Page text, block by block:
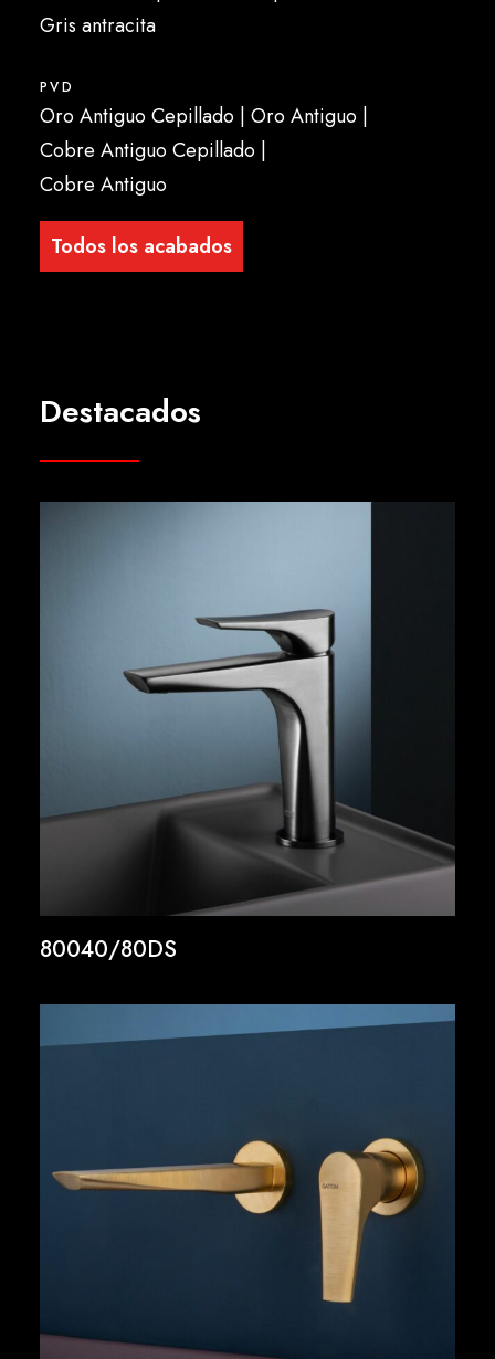
Gris antracita
PVD
Oro Antiguo Cepillado | Oro Antiguo |
Cobre Antiguo Cepillado |
Cobre Antiguo
Todos los acabados
Destacados
80040/80DS